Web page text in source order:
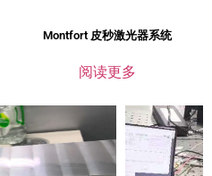
Montfort 皮秒激光器系统
阅读更多